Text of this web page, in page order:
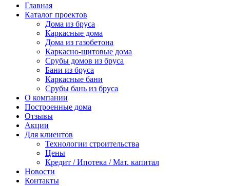
Главная
Каталог проектов
Дома из бруса
Каркасные дома
Дома из газобетона
Каркасно-щитовые дома
Срубы домов из бруса
Бани из бруса
Каркасные бани
Срубы бань из бруса
О компании
Построенные дома
Отзывы
Акции
Для клиентов
Технологии строительства
Цены
Кредит / Ипотека / Мат. капитал
Новости
Контакты